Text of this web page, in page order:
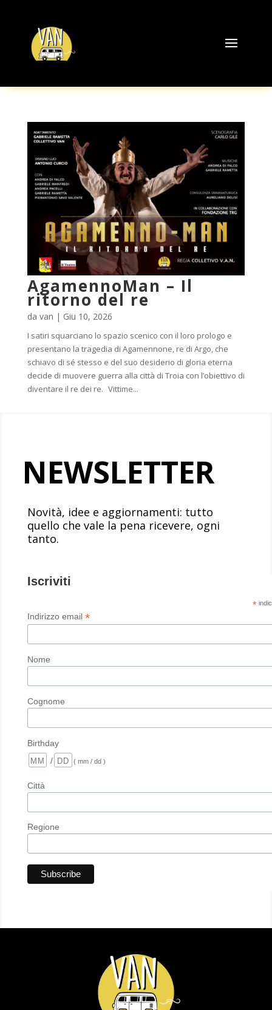
AgamennoMan – Il
ritorno del re
da van | Giu 10, 2026
I satiri squarciano lo spazio scenico con il loro prologo e
presentano la tragedia di Agamennone, re di Argo, che
schiavo di sé stesso e del suo desiderio di gloria eterna
decide di muovere guerra alla città di Troia con l’obiettivo di
diventare il re dei re. Vittime...
NEWSLETTER
Novità, idee e aggiornamenti: tutto
quello che vale la pena ricevere, ogni
tanto.
Iscriviti
*
Indirizzo email *
Nome
Cognome
Birthday
/
( mm / dd )
Città
Regione